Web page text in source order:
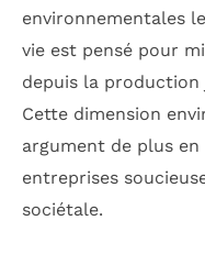
environnementales
vie est pensé pour
depuis la production
Cette dimension
argument de plus
entreprises
sociétale.